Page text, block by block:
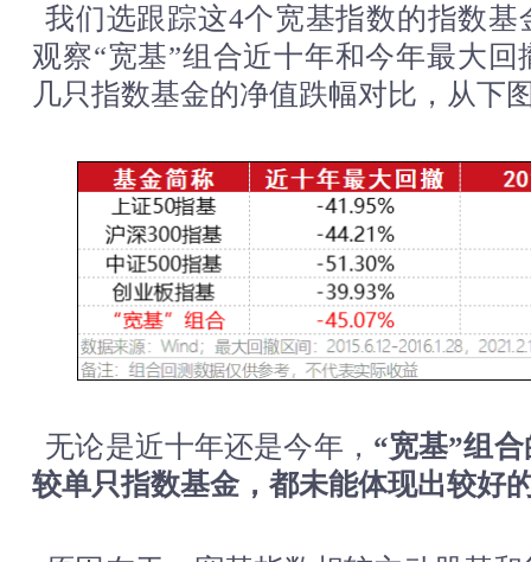
我们选跟踪这4个宽基指数的指数基
观察“宽基”组合近十年和今年最大
几只指数基金的净值跌幅对比，从下
无论是近十年还是今年， “宽基”组
较单只指数基金，都未能体现出较好